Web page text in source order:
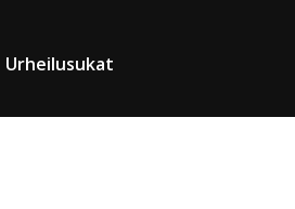
Urheilusukat